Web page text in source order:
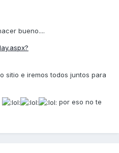
bueno....
sitio e iremos todos juntos para
por eso no te